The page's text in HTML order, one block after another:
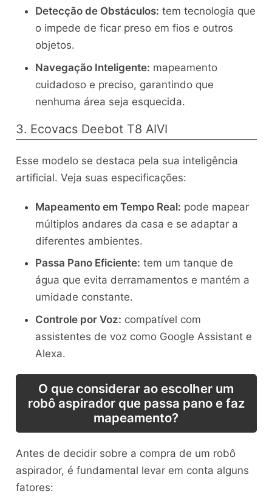
Detecção de Obstáculos: tem tecnologia que
o impede de ficar preso em fios e outros
objetos.
Navegação Inteligente: mapeamento
cuidadoso e preciso, garantindo que
nenhuma área seja esquecida.
3. Ecovacs Deebot T8 AIVI
Esse modelo se destaca pela sua inteligência
artificial. Veja suas especificações:
Mapeamento em Tempo Real: pode mapear
múltiplos andares da casa e se adaptar a
diferentes ambientes.
Passa Pano Eficiente: tem um tanque de
água que evita derramamentos e mantém a
umidade constante.
Controle por Voz: compatível com
assistentes de voz como Google Assistant e
Alexa.
O que considerar ao escolher um
robô aspirador que passa pano e faz
mapeamento?
Antes de decidir sobre a compra de um robô
aspirador, é fundamental levar em conta alguns
fatores: